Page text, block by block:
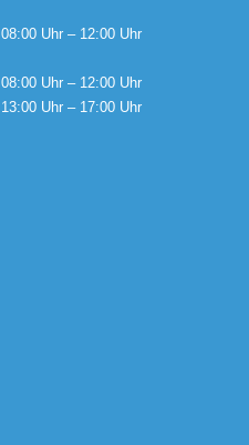
08:00 Uhr – 12:00 Uhr
08:00 Uhr – 12:00 Uhr
13:00 Uhr – 17:00 Uhr